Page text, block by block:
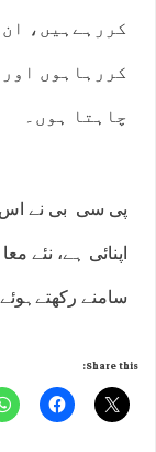
کررہےہیں،
کررہاہوں
چاہتا ہوں۔
پی سی بی نے اس
اپنائی ہے، نئے
سامنے رکھتےہوئے
Share this: